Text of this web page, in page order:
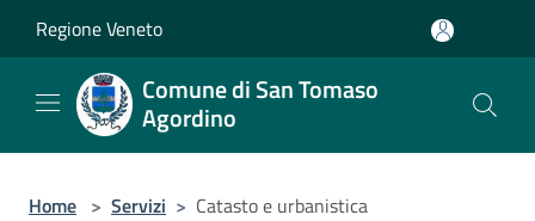
Regione Veneto
Comune di San Tomaso
Agordino
Home > Servizi > Catasto e urbanistica